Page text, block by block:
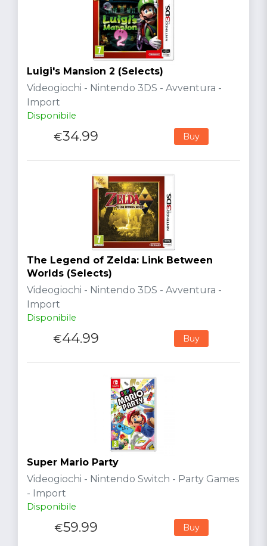
Luigi's Mansion 2 (Selects)
Videogiochi - Nintendo 3DS - Avventura -
Import
Disponibile
€34.99 Buy
The Legend of Zelda: Link Between
Worlds (Selects)
Videogiochi - Nintendo 3DS - Avventura -
Import
Disponibile
€44.99 Buy
Super Mario Party
Videogiochi - Nintendo Switch - Party Games
- Import
Disponibile
€59.99 Buy